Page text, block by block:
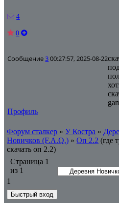
4
0
Сообщение300:27:57, 2025-08-22
Профиль
Форум сталкер » У Костра »
Новичков (F.A.Q.) » Оп 2.2 (где
скачать оп 2.2)
Страница 1
из 1
1